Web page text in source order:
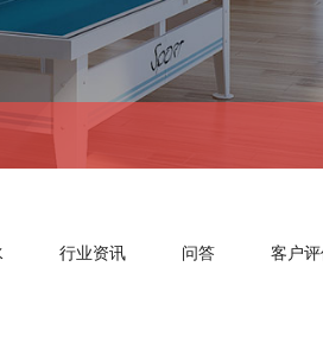
行业资讯 问答 客户评